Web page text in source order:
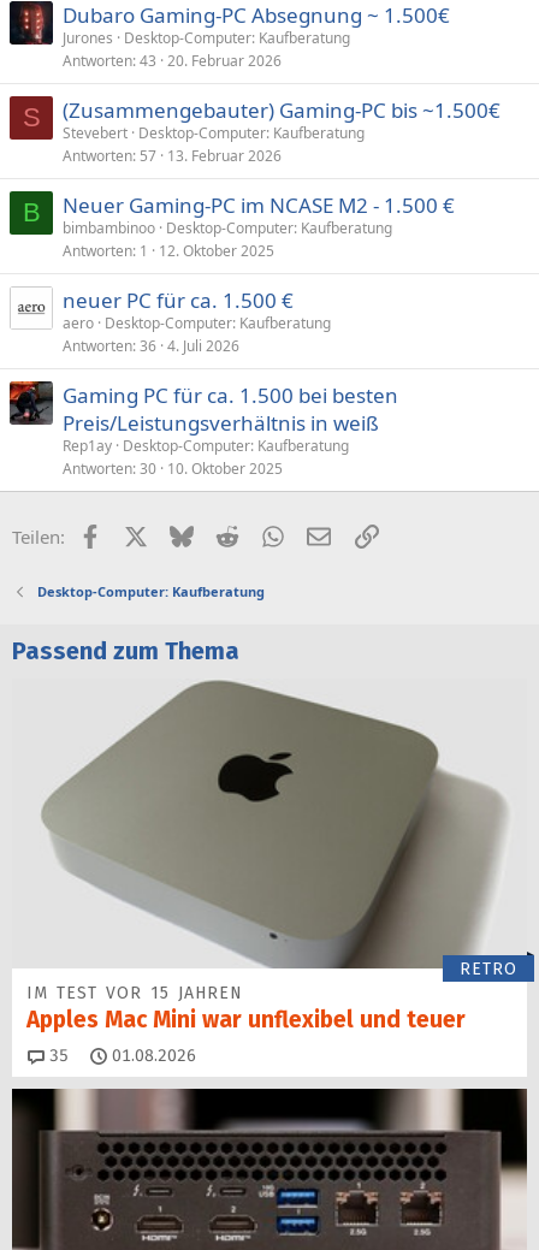
Dubaro Gaming-PC Absegnung ~ 1.500€
Jurones
Desktop-Computer: Kaufberatung
Antworten 43 20. Februar 2026
S (Zusammengebauter) Gaming-PC bis ~1.500€
Stevebert Desktop-Computer: Kaufberatung
Antworten 57 13. Februar 2026
B Neuer Gaming-PC im NCASE M2 - 1.500 €
bimbambinoo Desktop-Computer: Kaufberatung
Antworten 1 12. Oktober 2025
neuer PC für ca. 1.500 €
aero Desktop-Computer: Kaufberatung
Antworten 36 4. Juli 2026
Gaming PC für ca. 1.500 bei besten
Preis/Leistungsverhältnis in weiß
Rep1ay Desktop-Computer: Kaufberatung
Antworten 30 10. Oktober 2025
Teilen: FacebookX (Twitter)
BlueskyRedditWhatsApp
E-MailLink
Desktop-Computer: Kaufberatung
Passend zum Thema
RETRO
IM TEST VOR 15 JAHREN
Apples Mac Mini war unflexibel und teuer
35 Kommentare
01.08.2026